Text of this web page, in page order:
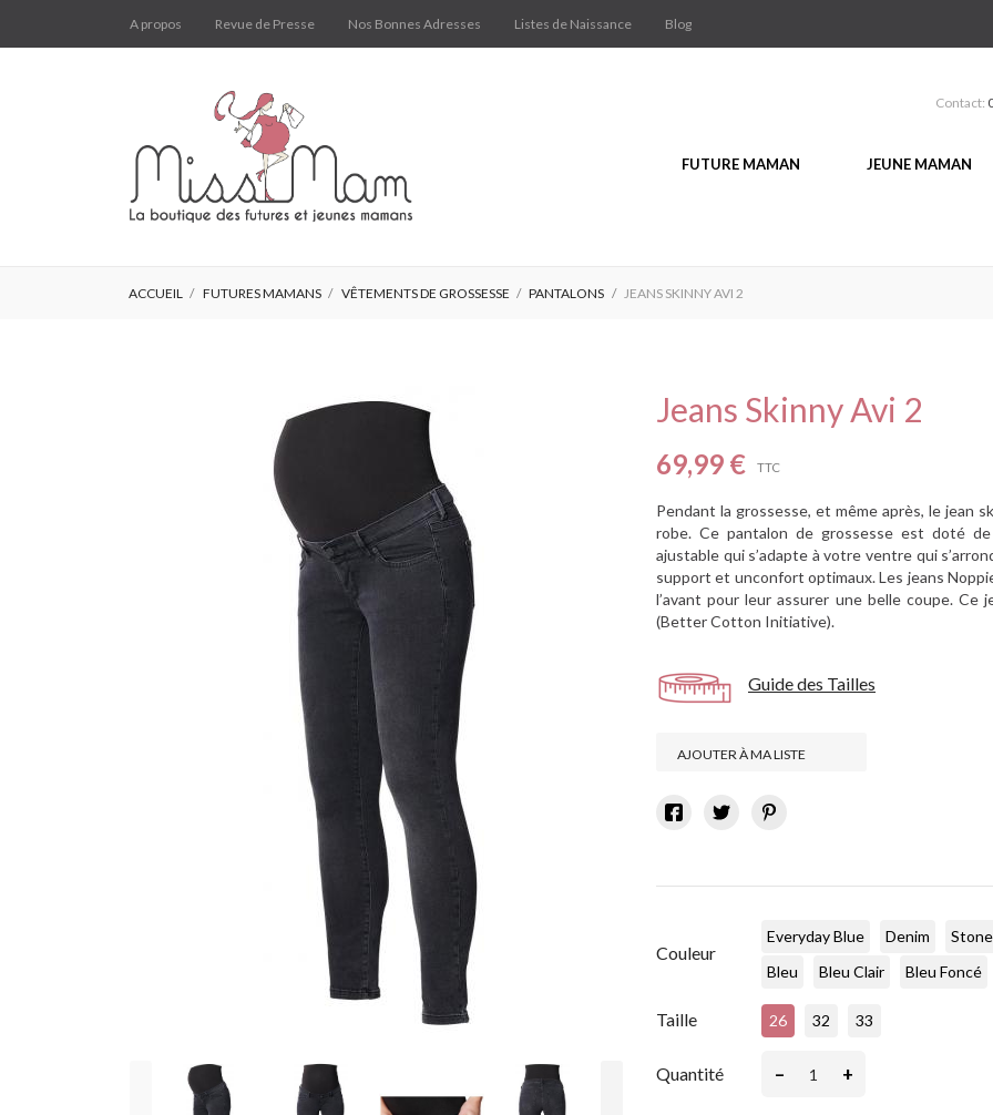
A propos Revue de Presse Nos Bonnes Adresses Listes de Naissance Blog
Contact:
FUTURE MAMAN JEUNE MAMAN
ACCUEIL FUTURES MAMANS VÊTEMENTS DE GROSSESSE PANTALONS JEANS SKINNY AVI 2
Jeans Skinny Avi 2
69,99 € TTC
Pendant la grossesse, et même après, le jean
robe. Ce pantalon de grossesse est doté
ajustable qui s’adapte à votre ventre qui
support et unconfort optimaux. Les jeans
l’avant pour leur assurer une belle coupe.
(Better Cotton Initiative).
Guide des Tailles
AJOUTER À MA LISTE
Couleur
Everyday Blue Denim
Bleu
Bleu Clair Bleu Foncé
Taille 26 32 33
Quantité – +